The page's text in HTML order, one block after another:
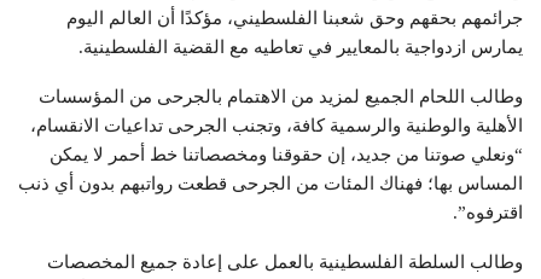
جرائمهم بحقهم وحق شعبنا الفلسطيني، مؤكدًا أن العالم اليوم
يمارس ازدواجية بالمعايير في تعاطيه مع القضية الفلسطينية.
وطالب اللحام الجميع لمزيد من الاهتمام بالجرحى من المؤسسات
الأهلية والوطنية والرسمية كافة، وتجنب الجرحى تداعيات الانقسام،
“ونعلي صوتنا من جديد، إن حقوقنا ومخصصاتنا خط أحمر لا يمكن
المساس بها؛ فهناك المئات من الجرحى قطعت رواتبهم بدون أي ذنب
اقترفوه”.
وطالب السلطة الفلسطينية بالعمل على إعادة جميع المخصصات